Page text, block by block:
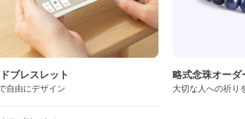
ブレスレット
自由にデザイン
略式念珠オーダ
大切な人への祈り